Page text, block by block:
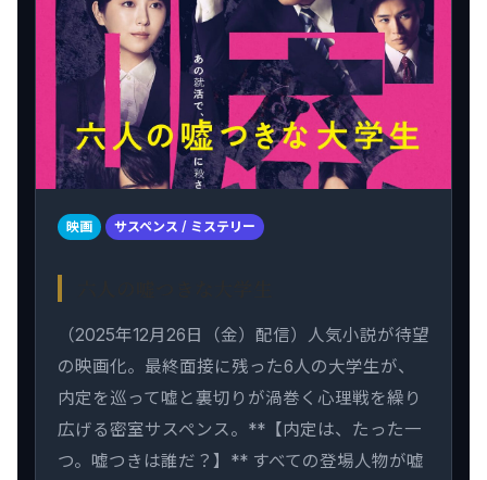
映画 サスペンス / ミステリー
（2025年12月26日（金）配信）人気小説が待望
の映画化。最終面接に残った6人の大学生が、
内定を巡って嘘と裏切りが渦巻く心理戦を繰り
広げる密室サスペンス。**【内定は、たった一
つ。嘘つきは誰だ？】** すべての登場人物が嘘